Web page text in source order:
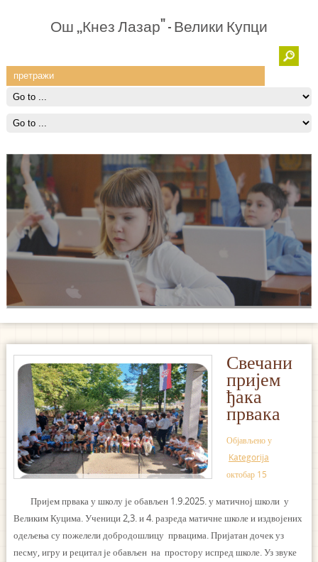
Ош ,,Кнез Лазар" - Велики Купци
Свечани
пријем
ђака
првака
Објављено у
Kategorija
октобар 15
Пријем првака у школу је обављен 1.9.2025. у матичној школи у
Великим Куцима. Ученици 2,3. и 4. разреда матичне школе и издвојених
одељења су пожелели добродошлицу првацима. Пријатан дочек уз
песму, игру и рецитал је обављен на простору испред школе. Уз звуке